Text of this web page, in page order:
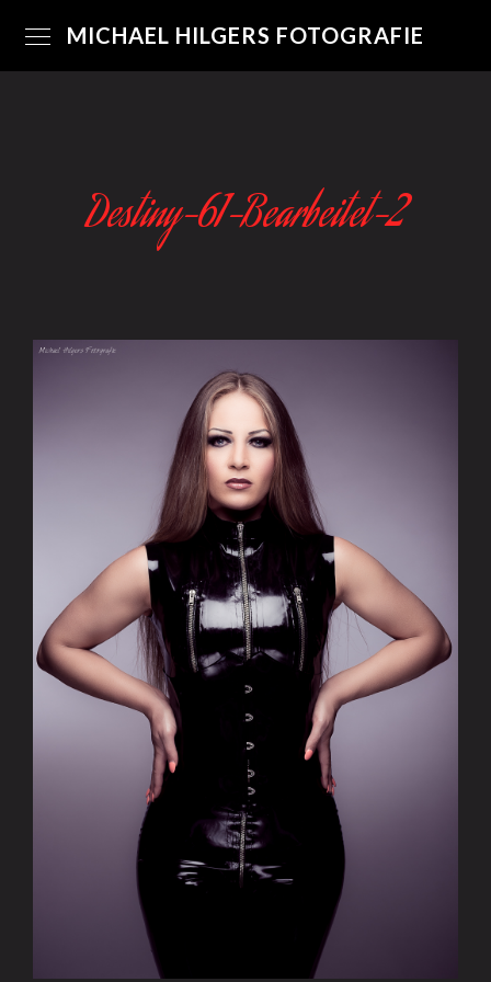
MICHAEL HILGERS FOTOGRAFIE
Destiny-61-Bearbeitet-2